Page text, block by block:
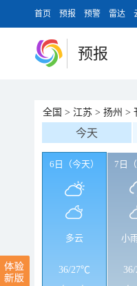
首页 预报 预警 雷达
预报
全国 > 江苏 > 扬州 >
今天
6日（今天）
多云
36/27℃
7日（
小
36/